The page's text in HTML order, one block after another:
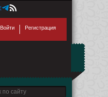
Войти Регистрация